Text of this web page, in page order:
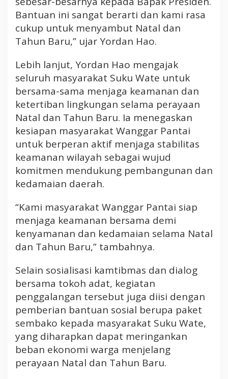
Bantuan ini sangat berarti dan kami rasa
cukup untuk menyambut Natal dan
Tahun Baru,” ujar Yordan Hao.
Lebih lanjut, Yordan Hao mengajak
seluruh masyarakat Suku Wate untuk
bersama-sama menjaga keamanan dan
ketertiban lingkungan selama perayaan
Natal dan Tahun Baru. Ia menegaskan
kesiapan masyarakat Wanggar Pantai
untuk berperan aktif menjaga stabilitas
keamanan wilayah sebagai wujud
komitmen mendukung pembangunan dan
kedamaian daerah.
“Kami masyarakat Wanggar Pantai siap
menjaga keamanan bersama demi
kenyamanan dan kedamaian selama Natal
dan Tahun Baru,” tambahnya.
Selain sosialisasi kamtibmas dan dialog
bersama tokoh adat, kegiatan
penggalangan tersebut juga diisi dengan
pemberian bantuan sosial berupa paket
sembako kepada masyarakat Suku Wate,
yang diharapkan dapat meringankan
beban ekonomi warga menjelang
perayaan Natal dan Tahun Baru.